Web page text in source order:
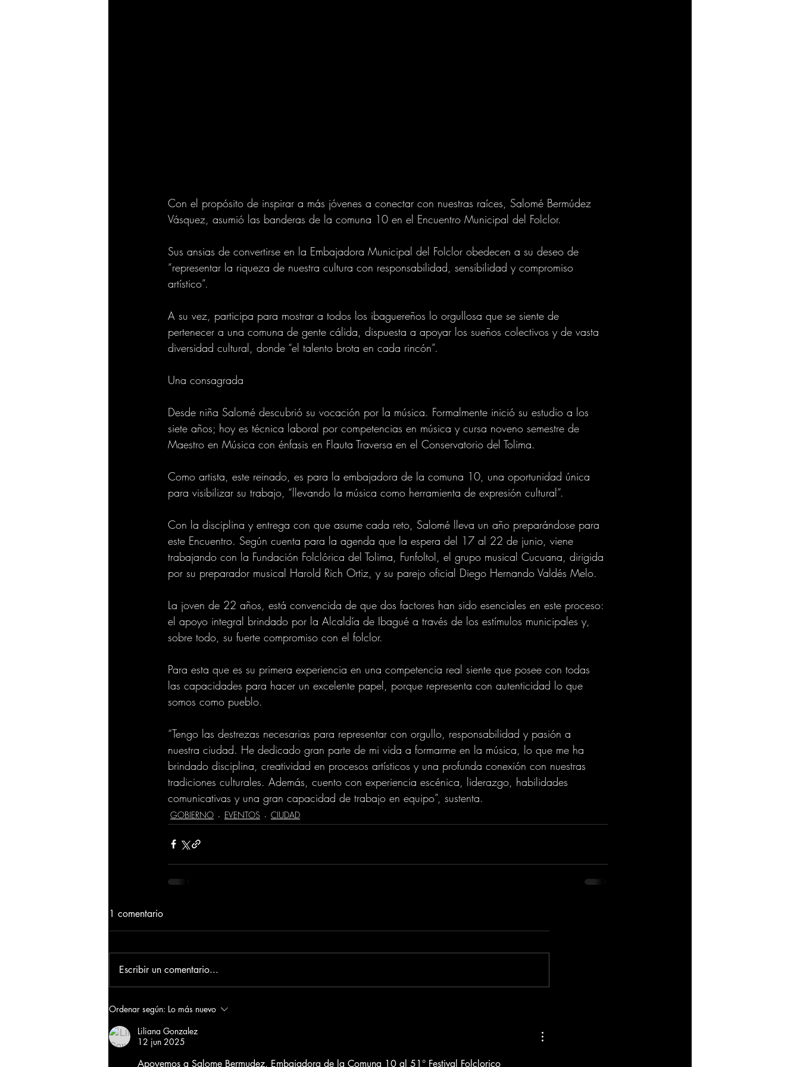
Con el propósito de inspirar a más jóvenes a conectar con nuestras raíces, Salomé Bermúdez
Vásquez, asumió las banderas de la comuna 10 en el Encuentro Municipal del Folclor.
Sus ansias de convertirse en la Embajadora Municipal del Folclor obedecen a su deseo de
“representar la riqueza de nuestra cultura con responsabilidad, sensibilidad y compromiso
artístico”.
A su vez, participa para mostrar a todos los ibaguereños lo orgullosa que se siente de
pertenecer a una comuna de gente cálida, dispuesta a apoyar los sueños colectivos y de vasta
diversidad cultural, donde “el talento brota en cada rincón”.
Una consagrada
Desde niña Salomé descubrió su vocación por la música. Formalmente inició su estudio a los
siete años; hoy es técnica laboral por competencias en música y cursa noveno semestre de
Maestro en Música con énfasis en Flauta Traversa en el Conservatorio del Tolima.
Como artista, este reinado, es para la embajadora de la comuna 10, una oportunidad única
para visibilizar su trabajo, “llevando la música como herramienta de expresión cultural”.
Con la disciplina y entrega con que asume cada reto, Salomé lleva un año preparándose para
este Encuentro. Según cuenta para la agenda que la espera del 17 al 22 de junio, viene
trabajando con la Fundación Folclórica del Tolima, Funfoltol, el grupo musical Cucuana, dirigida
por su preparador musical Harold Rich Ortiz, y su parejo oficial Diego Hernando Valdés Melo.
La joven de 22 años, está convencida de que dos factores han sido esenciales en este proceso:
el apoyo integral brindado por la Alcaldía de Ibagué a través de los estímulos municipales y,
sobre todo, su fuerte compromiso con el folclor.
Para esta que es su primera experiencia en una competencia real siente que posee con todas
las capacidades para hacer un excelente papel, porque representa con autenticidad lo que
somos como pueblo.
“Tengo las destrezas necesarias para representar con orgullo, responsabilidad y pasión a
nuestra ciudad. He dedicado gran parte de mi vida a formarme en la música, lo que me ha
brindado disciplina, creatividad en procesos artísticos y una profunda conexión con nuestras
tradiciones culturales. Además, cuento con experiencia escénica, liderazgo, habilidades
comunicativas y una gran capacidad de trabajo en equipo”, sustenta.
GOBIERNO EVENTOS CIUDAD
1 comentario
Escribir un comentario...
Ordenar según: Lo más nuevo
Liliana Gonzalez
12 jun 2025
Apoyemos a Salome Bermudez, Embajadora de la Comuna 10 al 51° Festival Folclorico